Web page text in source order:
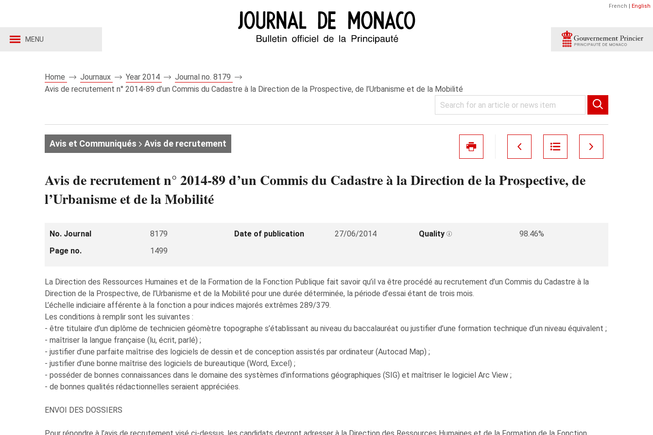
MENU
French | English
Home Journaux Year 2014
Journal no. 8179
Avis de recrutement n° 2014-89 d’un Commis du Cadastre à la Direction de la Prospective, de l’Urbanisme et de la Mobilité
Avis et Communiqués Avis de recrutement
Avis de recrutement n° 2014-89 d’un Commis du Cadastre à la Direction de la Prospective, de
l’Urbanisme et de la Mobilité
No. Journal 8179 Date of publication 27/06/2014 Quality
98.46%
Page no.
1499
La Direction des Ressources Humaines et de la Formation de la Fonction Publique fait savoir qu’il va être procédé au recrutement d’un Commis du Cadastre à la
Direction de la Prospective, de l’Urbanisme et de la Mobilité pour une durée déterminée, la période d’essai étant de trois mois.
L’échelle indiciaire afférente à la fonction a pour indices majorés extrêmes 289/379.
Les conditions à remplir sont les suivantes :
- être titulaire d’un diplôme de technicien géomètre topographe s’établissant au niveau du baccalauréat ou justifier d’une formation technique d’un niveau équivalent ;
- maîtriser la langue française (lu, écrit, parlé) ;
- justifier d’une parfaite maîtrise des logiciels de dessin et de conception assistés par ordinateur (Autocad Map) ;
- justifier d’une bonne maîtrise des logiciels de bureautique (Word, Excel) ;
- posséder de bonnes connaissances dans le domaine des systèmes d’informations géographiques (SIG) et maîtriser le logiciel Arc View ;
- de bonnes qualités rédactionnelles seraient appréciées.
ENVOI DES DOSSIERS